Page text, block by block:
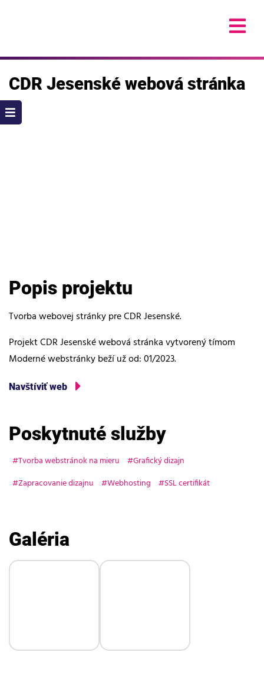
CDR Jesenské webová stránka
Popis projektu
Tvorba webovej stránky pre CDR Jesenské.
Projekt CDR Jesenské webová stránka vytvorený tímom
Moderné webstránky beží už od: 01/2023.
Navštíviť web
Poskytnuté služby
Tvorba webstránok na mieru
Grafický dizajn
Zapracovanie dizajnu
Webhosting SSL certifikát
Galéria